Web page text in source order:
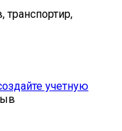
транспортир,
учетную